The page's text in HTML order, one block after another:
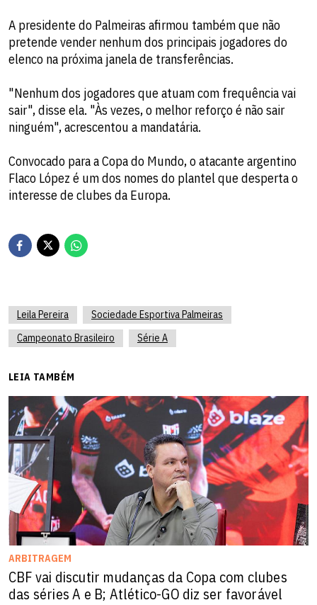
A presidente do Palmeiras afirmou também que não
pretende vender nenhum dos principais jogadores do
elenco na próxima janela de transferências.
"Nenhum dos jogadores que atuam com frequência vai
sair", disse ela. "Às vezes, o melhor reforço é não sair
ninguém", acrescentou a mandatária.
Convocado para a Copa do Mundo, o atacante argentino
Flaco López é um dos nomes do plantel que desperta o
interesse de clubes da Europa.
Leila Pereira
Sociedade Esportiva Palmeiras
Campeonato Brasileiro
Série A
LEIA TAMBÉM
ARBITRAGEM
CBF vai discutir mudanças da Copa com clubes
das séries A e B; Atlético-GO diz ser favorável